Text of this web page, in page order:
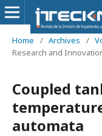
Home / Archives /
Research and
Coupled
automata